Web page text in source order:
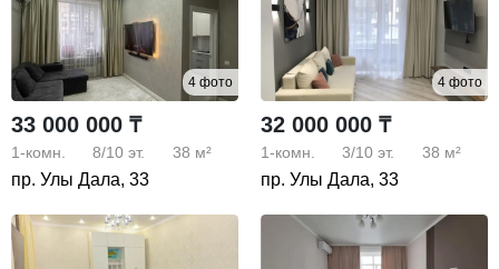
4 фото
33 000 000 ₸
1-комн. 8/10 эт. 38 м²
пр. Улы Дала, 33
4 фото
32 000 000 ₸
1-комн. 3/10 эт. 38 м²
пр. Улы Дала, 33